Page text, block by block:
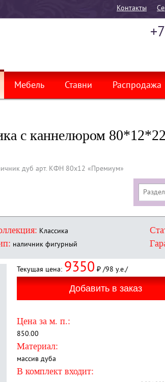
Контакты
Мебель Ставни Распродажа
с каннелюром
дуб арт. КФН 80х12 «Премиум»
Классика
наличник фигурный
Текущая цена: 9350 ₽ /98 у.е./
Цена за м. п.:
850.00
Материал:
массив дуба
В комплект входит: